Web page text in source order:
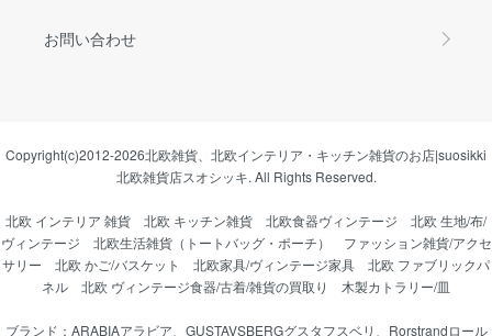
お問い合わせ
Copyright(c)2012-2026北欧雑貨、北欧インテリア・キッチン雑貨のお店|suosikki
北欧雑貨店スオシッキ. All Rights Reserved.
北欧 インテリア 雑貨 北欧 キッチン雑貨 北欧食器ヴィンテージ
北欧 生地/布/
ヴィンテージ
北欧生活雑貨（トートバッグ・ポーチ）
ファッション雑貨/アクセ
サリー
北欧 かご/バスケット 北欧家具/ヴィンテージ家具
北欧 ファブリックパ
ネル
北欧 ヴィンテージ食器/古着/雑貨の買取り 木製カトラリー/皿
ブランド： ARABIAアラビア GUSTAVSBERGグスタフスベリ Rorstrandロール